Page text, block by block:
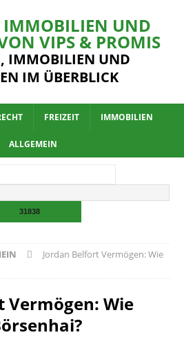
UND
VIPS & PROMIS
IMMOBILIEN UND
IM ÜBERBLICK
FREIZEIT IMMOBILIEN
ALLGEMEIN
Jordan Belfort Vermögen: Wie
Vermögen: Wie